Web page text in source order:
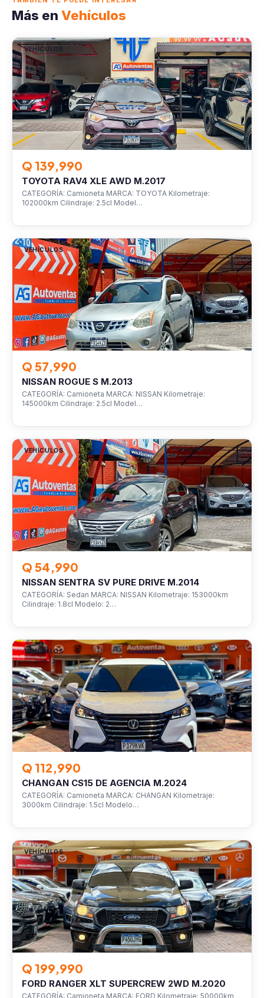
Más en Vehículos
VEHÍCULOS
Q 139,990
TOYOTA RAV4 XLE AWD M.2017
CATEGORÍA: Camioneta MARCA: TOYOTA Kilometraje:
102000km Cilindraje: 2.5cl Model…
VEHÍCULOS
Q 57,990
NISSAN ROGUE S M.2013
CATEGORÍA: Camioneta MARCA: NISSAN Kilometraje:
145000km Cilindraje: 2.5cl Model…
VEHÍCULOS
Q 54,990
NISSAN SENTRA SV PURE DRIVE M.2014
CATEGORÍA: Sedan MARCA: NISSAN Kilometraje: 153000km
Cilindraje: 1.8cl Modelo: 2…
VEHÍCULOS
Q 112,990
CHANGAN CS15 DE AGENCIA M.2024
CATEGORÍA: Camioneta MARCA: CHANGAN Kilometraje:
3000km Cilindraje: 1.5cl Modelo…
VEHÍCULOS
Q 199,990
FORD RANGER XLT SUPERCREW 2WD M.2020
CATEGORÍA: Camioneta MARCA: FORD Kilometraje: 50000km